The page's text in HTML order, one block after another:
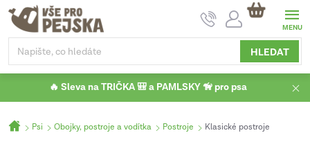
Přejít
obsah
HLEDAT
NÁKUPNÍ
KOŠÍK
🔥 Sleva na TRIČKA 🎒 a PAMLSKY 🦮 pro psa
Domů
Psi Obojky, postroje a vodítka Postroje Klasické postroje